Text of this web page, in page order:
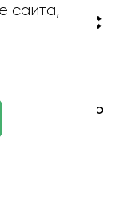
волос
О. Кошевого
сайта,